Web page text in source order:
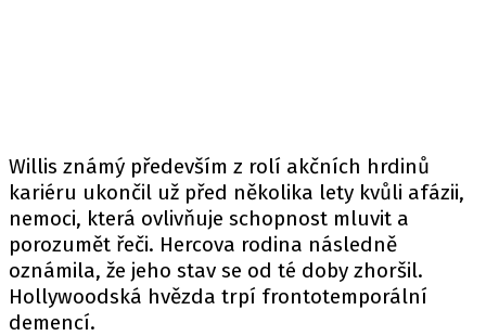
Willis známý především z rolí akčních hrdinů
kariéru ukončil už před několika lety kvůli afázii,
nemoci, která ovlivňuje schopnost mluvit a
porozumět řeči. Hercova rodina následně
oznámila, že jeho stav se od té doby zhoršil.
Hollywoodská hvězda trpí frontotemporální
demencí.